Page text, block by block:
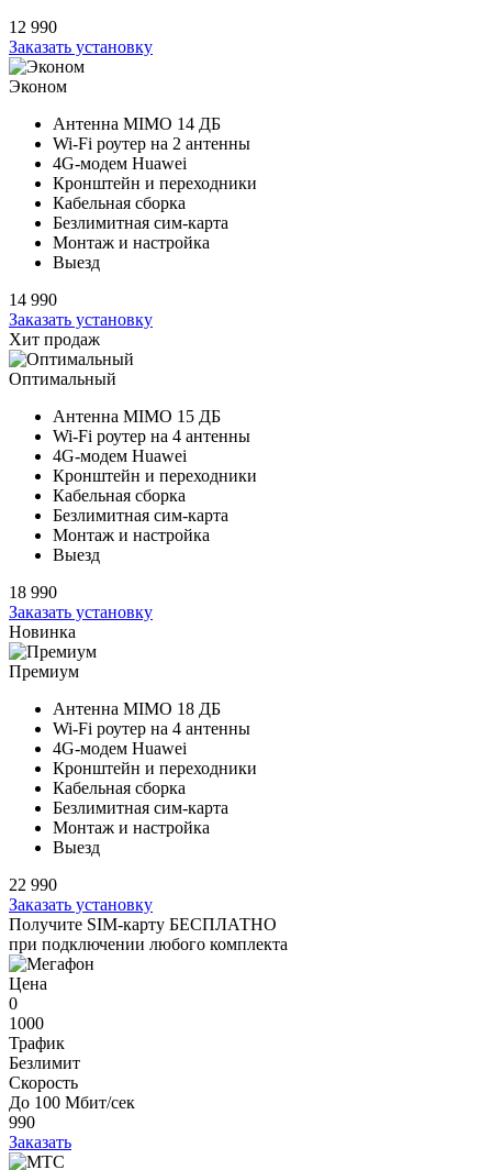
12 990
Заказать установку
Эконом
Антенна MIMO 14 ДБ
Wi-Fi роутер на 2 антенны
4G-модем Huawei
Кронштейн и переходники
Кабельная сборка
Безлимитная сим-карта
Монтаж и настройка
Выезд
14 990
Заказать установку
Хит продаж
Оптимальный
Антенна MIMO 15 ДБ
Wi-Fi роутер на 4 антенны
4G-модем Huawei
Кронштейн и переходники
Кабельная сборка
Безлимитная сим-карта
Монтаж и настройка
Выезд
18 990
Заказать установку
Новинка
Премиум
Антенна MIMO 18 ДБ
Wi-Fi роутер на 4 антенны
4G-модем Huawei
Кронштейн и переходники
Кабельная сборка
Безлимитная сим-карта
Монтаж и настройка
Выезд
22 990
Заказать установку
Получите SIM-карту БЕСПЛАТНО
при подключении любого комплекта
Цена
0
1000
Трафик
Безлимит
Скорость
До 100 Мбит/сек
990
Заказать